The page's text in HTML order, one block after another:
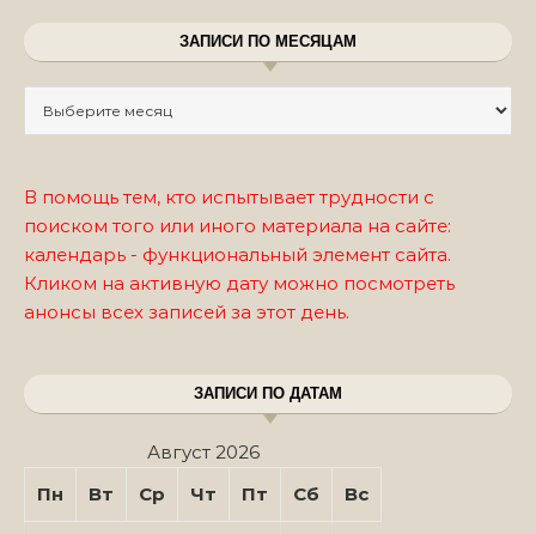
ЗАПИСИ ПО МЕСЯЦАМ
В помощь тем, кто испытывает трудности с
поиском того или иного материала на сайте:
календарь - функциональный элемент сайта.
Кликом на активную дату можно посмотреть
анонсы всех записей за этот день.
ЗАПИСИ ПО ДАТАМ
Август 2026
Пн
Вт Ср Чт Пт Сб Вс